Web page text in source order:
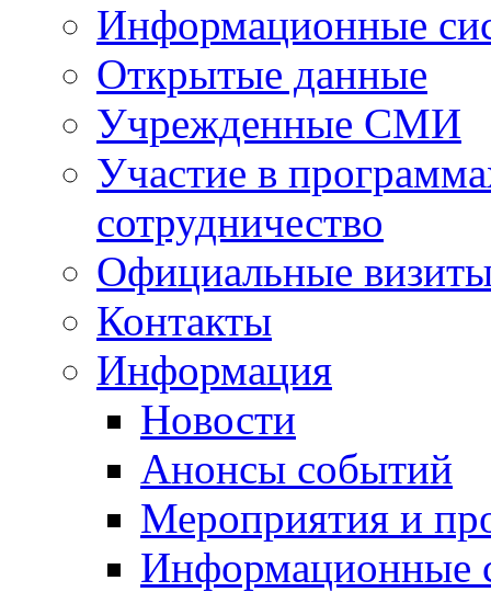
Информационные
Открытые данные
Учрежденные СМИ
Участие в
сотрудничество
Официальные
Контакты
Информация
Новости
Анонсы событий
Мероприятия и
Информационные